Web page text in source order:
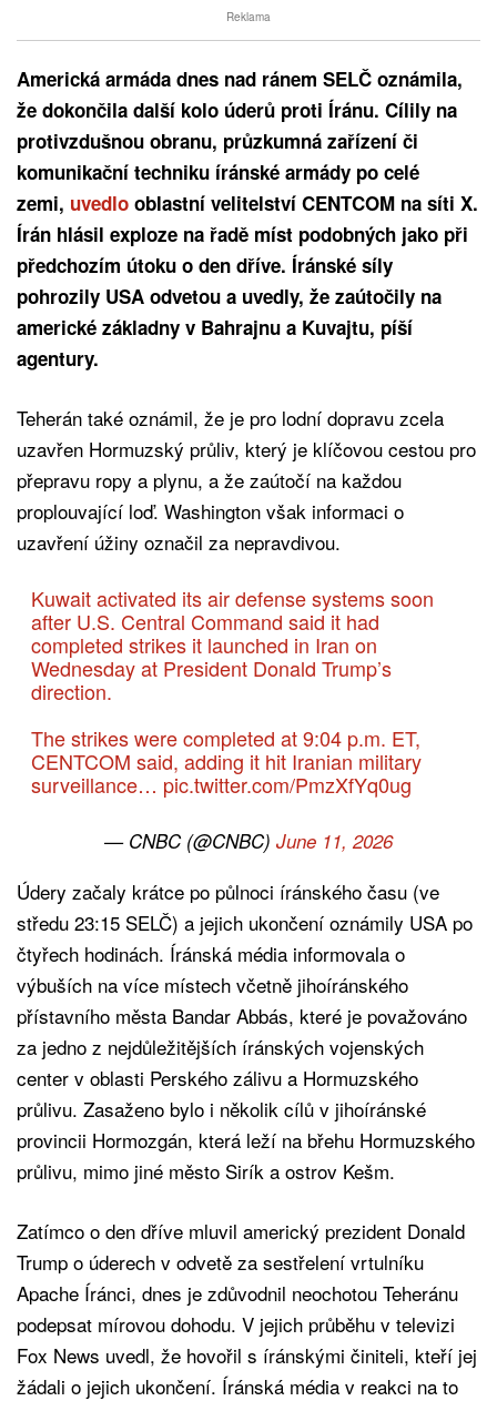
Reklama
Americká armáda dnes nad ránem SELČ oznámila,
že dokončila další kolo úderů proti Íránu. Cílily na
protivzdušnou obranu, průzkumná zařízení či
komunikační techniku íránské armády po celé
zemi, uvedlo oblastní velitelství CENTCOM na síti X.
Írán hlásil exploze na řadě míst podobných jako při
předchozím útoku o den dříve. Íránské síly
pohrozily USA odvetou a uvedly, že zaútočily na
americké základny v Bahrajnu a Kuvajtu, píší
agentury.
Teherán také oznámil, že je pro lodní dopravu zcela
uzavřen Hormuzský průliv, který je klíčovou cestou pro
přepravu ropy a plynu, a že zaútočí na každou
proplouvající loď. Washington však informaci o
uzavření úžiny označil za nepravdivou.
Kuwait activated its air defense systems soon
after U.S. Central Command said it had
completed strikes it launched in Iran on
Wednesday at President Donald Trump’s
direction.
The strikes were completed at 9:04 p.m. ET,
CENTCOM said, adding it hit Iranian military
surveillance… pic.twitter.com/PmzXfYq0ug
— CNBC (@CNBC) June 11, 2026
Údery začaly krátce po půlnoci íránského času (ve
středu 23:15 SELČ) a jejich ukončení oznámily USA po
čtyřech hodinách. Íránská média informovala o
výbuších na více místech včetně jihoíránského
přístavního města Bandar Abbás, které je považováno
za jedno z nejdůležitějších íránských vojenských
center v oblasti Perského zálivu a Hormuzského
průlivu. Zasaženo bylo i několik cílů v jihoíránské
provincii Hormozgán, která leží na břehu Hormuzského
průlivu, mimo jiné město Sirík a ostrov Kešm.
Zatímco o den dříve mluvil americký prezident Donald
Trump o úderech v odvetě za sestřelení vrtulníku
Apache Íránci, dnes je zdůvodnil neochotou Teheránu
podepsat mírovou dohodu. V jejich průběhu v televizi
Fox News uvedl, že hovořil s íránskými činiteli, kteří jej
žádali o jejich ukončení. Íránská média v reakci na to